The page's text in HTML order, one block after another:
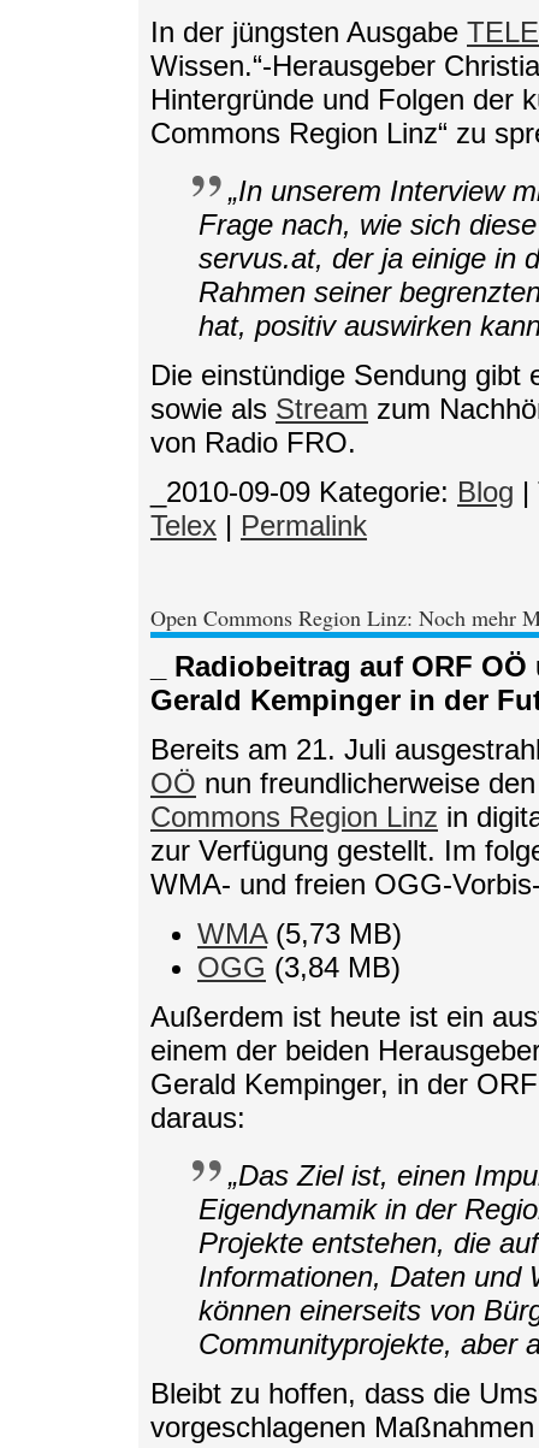
In der jüngsten Ausgabe
Wissen.“-Herausgeber
Hintergründe und Folgen der
Commons Region Linz“ zu
„In unserem Interview
Frage nach, wie sich
servus.at, der ja einige in
Rahmen seiner
hat, positiv auswirken
Die einstündige Sendung
sowie als Stream zum
von Radio FRO.
_2010-09-09 Kategorie: Blog |
Telex | Permalink
Open Commons Region Linz: Noch mehr
_ Radiobeitrag auf ORF
Gerald Kempinger in der
Bereits am 21. Juli
OÖ nun freundlicherweise
Commons Region Linz in
zur Verfügung gestellt. Im
WMA- und freien OGG-
WMA(5,73 MB)
OGG (3,84 MB)
Außerdem ist heute ist ein
einem der beiden
Gerald Kempinger, in der
daraus:
„Das Ziel ist, einen
Eigendynamik in der
Projekte entstehen, die
Informationen, Daten und
können einerseits von
Communityprojekte, aber
Bleibt zu hoffen, dass die
vorgeschlagenen